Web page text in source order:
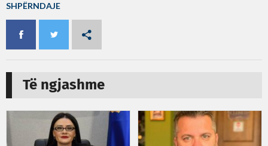
SHPËRNDAJE
Të ngjashme